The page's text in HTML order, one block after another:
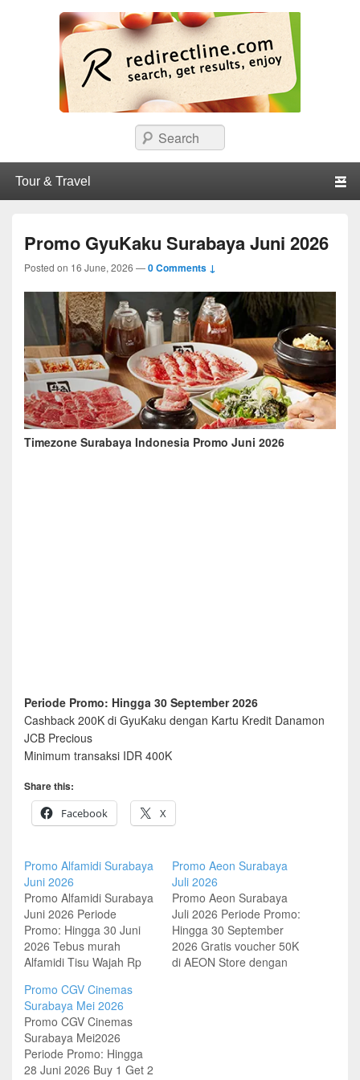
Surabaya.
Search
Promo GyuKaku Surabaya Juni 2026
Posted on 16 June, 2026 —0 Comments ↓
Timezone Surabaya Indonesia Promo Juni 2026
Periode Promo: Hingga 30 September 2026
Cashback 200K di GyuKaku dengan Kartu Kredit Danamon
JCB Precious
Minimum transaksi IDR 400K
Share this:
Facebook
X
Promo Alfamidi Surabaya
Juni 2026
Promo Alfamidi Surabaya
Juni 2026 Periode
Promo: Hingga 30 Juni
2026 Tebus murah
Alfamidi Tisu Wajah Rp
Alfamidi Minimum belanja
IDR 100K Periode Promo:
Hingga 30 Juni 2026
Dapatkan kupon diskon
total 200K di Alfamidi
dengan AlloPayLater
Promo Aeon Surabaya
Juli 2026
Promo Aeon Surabaya
Juli 2026 Periode Promo:
Hingga 30 September
2026 Gratis voucher 50K
di AEON Store dengan
Promo CGV Cinemas
Surabaya Mei 2026
Promo CGV Cinemas
Surabaya Mei2026
Periode Promo: Hingga
28 Juni 2026 Buy 1 Get 2